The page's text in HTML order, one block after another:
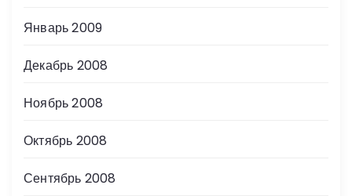
Январь 2009
Декабрь 2008
Ноябрь 2008
Октябрь 2008
Сентябрь 2008